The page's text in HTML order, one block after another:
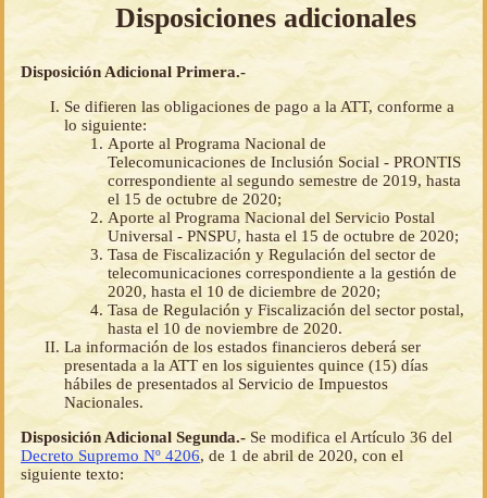
Disposiciones adicionales
Disposición Adicional Primera.-
Se difieren las obligaciones de pago a la ATT, conforme a
lo siguiente:
Aporte al Programa Nacional de
Telecomunicaciones de Inclusión Social - PRONTIS
correspondiente al segundo semestre de 2019, hasta
el 15 de octubre de 2020;
Aporte al Programa Nacional del Servicio Postal
Universal - PNSPU, hasta el 15 de octubre de 2020;
Tasa de Fiscalización y Regulación del sector de
telecomunicaciones correspondiente a la gestión de
2020, hasta el 10 de diciembre de 2020;
Tasa de Regulación y Fiscalización del sector postal,
hasta el 10 de noviembre de 2020.
La información de los estados financieros deberá ser
presentada a la ATT en los siguientes quince (15) días
hábiles de presentados al Servicio de Impuestos
Nacionales.
Disposición Adicional Segunda.- Se modifica el Artículo 36 del
Decreto Supremo Nº 4206, de 1 de abril de 2020, con el
siguiente texto: